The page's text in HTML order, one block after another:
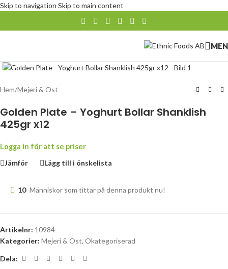
Skip to navigation Skip to main content
Hem/Mejeri & Ost
Golden Plate – Yoghurt Bollar Shanklish
425gr x12
Logga in för att se priser
Jämför
Lägg till i önskelista
10 Människor som tittar på denna produkt nu!
Artikelnr: 10984
Kategorier: Mejeri & Ost, Okategoriserad
Dela: